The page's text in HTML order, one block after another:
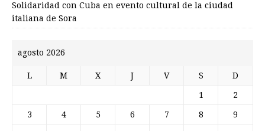
Solidaridad con Cuba en evento cultural de la ciudad
italiana de Sora
agosto 2026
L M X J V S D
1 2
3 4 5 6 7 8 9